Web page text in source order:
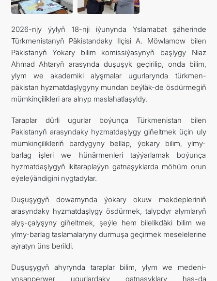
2026-njy ýylyň 18-nji iýunynda Yslamabat şäherinde
Türkmenistanyň Päkistandaky Ilçisi A. Möwlamow bilen
Päkistanyň Ýokary bilim komissiýasynyň başlygy Niaz
Ahmad Ahtaryň arasynda duşuşyk geçirilip, onda bilim,
ylym we akademiki alyşmalar ugurlarynda türkmen-
päkistan hyzmatdaşlygyny mundan beýläk-de ösdürmegiň
mümkinçilikleri ara alnyp maslahatlaşyldy.
Taraplar dürli ugurlar boýunça Türkmenistan bilen
Pakistanyň arasyndaky hyzmatdaşlygy giňeltmek üçin uly
mümkinçilikleriň bardygyny belläp, ýokary bilim, ylmy-
barlag işleri we hünärmenleri taýýarlamak boýunça
hyzmatdaşlygyň ikitaraplaýyn gatnaşyklarda möhüm orun
eýeleýändigini nygtadylar.
Duşuşygyň dowamynda ýokary okuw mekdepleriniň
arasyndaky hyzmatdaşlygy ösdürmek, talypdyr alymlaryň
alyş-çalyşyny giňeltmek, şeýle hem bilelikdäki bilim we
ylmy-barlag taslamalaryny durmuşa geçirmek meselelerine
aýratyn üns berildi.
Duşuşygyň ahyrynda taraplar bilim, ylym we medeni-
ynsanperwer ugurlardaky gatnaşyklary has-da